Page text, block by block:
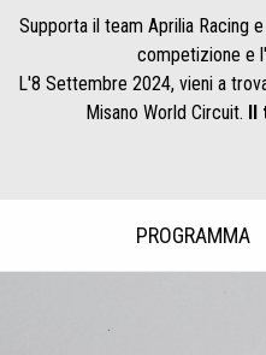
Supporta il team Aprilia Racing
competizione e
L'8 Settembre 2024, vieni a
Misano World Circuit. Il
PROGRAMMA
Item